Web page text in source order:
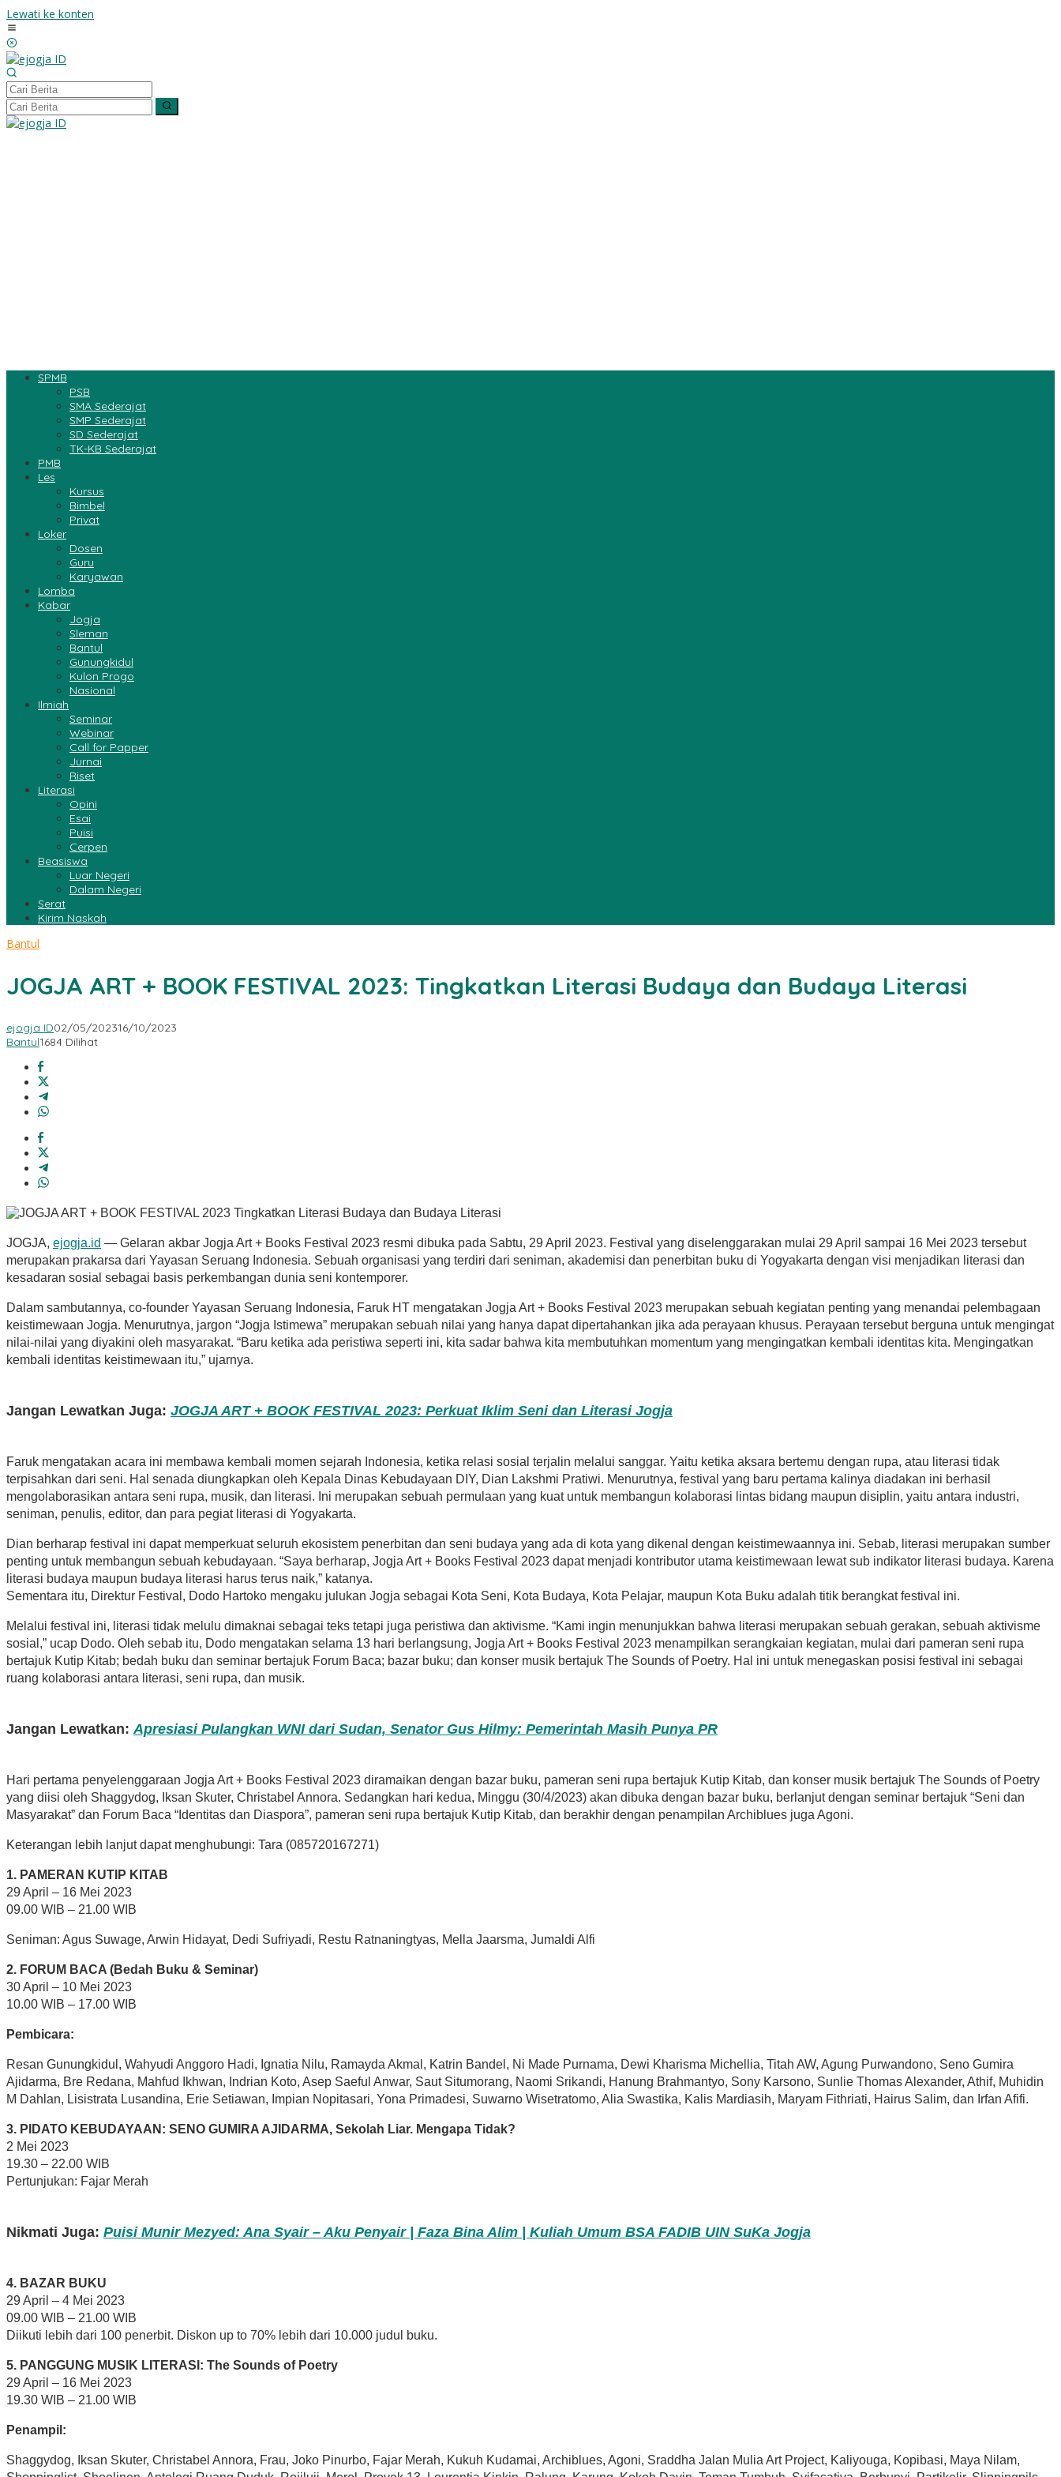
Lewati ke konten
SPMB
PSB
SMA Sederajat
SMP Sederajat
SD Sederajat
TK-KB Sederajat
PMB
Les
Kursus
Bimbel
Privat
Loker
Dosen
Guru
Karyawan
Lomba
Kabar
Jogja
Sleman
Bantul
Gunungkidul
Kulon Progo
Nasional
Ilmiah
Seminar
Webinar
Call for Papper
Jurnai
Riset
Literasi
Opini
Esai
Puisi
Cerpen
Beasiswa
Luar Negeri
Dalam Negeri
Serat
Kirim Naskah
Bantul
JOGJA ART + BOOK FESTIVAL 2023: Tingkatkan Literasi Budaya dan Budaya Literasi
ejogja ID02/05/202316/10/2023
Bantul1684 Dilihat
JOGJA, ejogja.id — Gelaran akbar Jogja Art + Books Festival 2023 resmi dibuka pada Sabtu, 29 April 2023. Festival yang diselenggarakan mulai 29 April sampai 16 Mei 2023 tersebut
merupakan prakarsa dari Yayasan Seruang Indonesia. Sebuah organisasi yang terdiri dari seniman, akademisi dan penerbitan buku di Yogyakarta dengan visi menjadikan literasi dan
kesadaran sosial sebagai basis perkembangan dunia seni kontemporer.
Dalam sambutannya, co-founder Yayasan Seruang Indonesia, Faruk HT mengatakan Jogja Art + Books Festival 2023 merupakan sebuah kegiatan penting yang menandai pelembagaan
keistimewaan Jogja. Menurutnya, jargon “Jogja Istimewa” merupakan sebuah nilai yang hanya dapat dipertahankan jika ada perayaan khusus. Perayaan tersebut berguna untuk mengingat
nilai-nilai yang diyakini oleh masyarakat. “Baru ketika ada peristiwa seperti ini, kita sadar bahwa kita membutuhkan momentum yang mengingatkan kembali identitas kita. Mengingatkan
kembali identitas keistimewaan itu,” ujarnya.
Jangan Lewatkan Juga: JOGJA ART + BOOK FESTIVAL 2023: Perkuat Iklim Seni dan Literasi Jogja
Faruk mengatakan acara ini membawa kembali momen sejarah Indonesia, ketika relasi sosial terjalin melalui sanggar. Yaitu ketika aksara bertemu dengan rupa, atau literasi tidak
terpisahkan dari seni. Hal senada diungkapkan oleh Kepala Dinas Kebudayaan DIY, Dian Lakshmi Pratiwi. Menurutnya, festival yang baru pertama kalinya diadakan ini berhasil
mengolaborasikan antara seni rupa, musik, dan literasi. Ini merupakan sebuah permulaan yang kuat untuk membangun kolaborasi lintas bidang maupun disiplin, yaitu antara industri,
seniman, penulis, editor, dan para pegiat literasi di Yogyakarta.
Dian berharap festival ini dapat memperkuat seluruh ekosistem penerbitan dan seni budaya yang ada di kota yang dikenal dengan keistimewaannya ini. Sebab, literasi merupakan sumber
penting untuk membangun sebuah kebudayaan. “Saya berharap, Jogja Art + Books Festival 2023 dapat menjadi kontributor utama keistimewaan lewat sub indikator literasi budaya. Karena
literasi budaya maupun budaya literasi harus terus naik,” katanya.
Sementara itu, Direktur Festival, Dodo Hartoko mengaku julukan Jogja sebagai Kota Seni, Kota Budaya, Kota Pelajar, maupun Kota Buku adalah titik berangkat festival ini.
Melalui festival ini, literasi tidak melulu dimaknai sebagai teks tetapi juga peristiwa dan aktivisme. “Kami ingin menunjukkan bahwa literasi merupakan sebuah gerakan, sebuah aktivisme
sosial,” ucap Dodo. Oleh sebab itu, Dodo mengatakan selama 13 hari berlangsung, Jogja Art + Books Festival 2023 menampilkan serangkaian kegiatan, mulai dari pameran seni rupa
bertajuk Kutip Kitab; bedah buku dan seminar bertajuk Forum Baca; bazar buku; dan konser musik bertajuk The Sounds of Poetry. Hal ini untuk menegaskan posisi festival ini sebagai
ruang kolaborasi antara literasi, seni rupa, dan musik.
Jangan Lewatkan: Apresiasi Pulangkan WNI dari Sudan, Senator Gus Hilmy: Pemerintah Masih Punya PR
Hari pertama penyelenggaraan Jogja Art + Books Festival 2023 diramaikan dengan bazar buku, pameran seni rupa bertajuk Kutip Kitab, dan konser musik bertajuk The Sounds of Poetry
yang diisi oleh Shaggydog, Iksan Skuter, Christabel Annora. Sedangkan hari kedua, Minggu (30/4/2023) akan dibuka dengan bazar buku, berlanjut dengan seminar bertajuk “Seni dan
Masyarakat” dan Forum Baca “Identitas dan Diaspora”, pameran seni rupa bertajuk Kutip Kitab, dan berakhir dengan penampilan Archiblues juga Agoni.
Keterangan lebih lanjut dapat menghubungi: Tara (085720167271)
1. PAMERAN KUTIP KITAB
29 April – 16 Mei 2023
09.00 WIB – 21.00 WIB
Seniman: Agus Suwage, Arwin Hidayat, Dedi Sufriyadi, Restu Ratnaningtyas, Mella Jaarsma, Jumaldi Alfi
2. FORUM BACA (Bedah Buku & Seminar)
30 April – 10 Mei 2023
10.00 WIB – 17.00 WIB
Pembicara:
Resan Gunungkidul, Wahyudi Anggoro Hadi, Ignatia Nilu, Ramayda Akmal, Katrin Bandel, Ni Made Purnama, Dewi Kharisma Michellia, Titah AW, Agung Purwandono, Seno Gumira
Ajidarma, Bre Redana, Mahfud Ikhwan, Indrian Koto, Asep Saeful Anwar, Saut Situmorang, Naomi Srikandi, Hanung Brahmantyo, Sony Karsono, Sunlie Thomas Alexander, Athif, Muhidin
M Dahlan, Lisistrata Lusandina, Erie Setiawan, Impian Nopitasari, Yona Primadesi, Suwarno Wisetratomo, Alia Swastika, Kalis Mardiasih, Maryam Fithriati, Hairus Salim, dan Irfan Afifi.
3. PIDATO KEBUDAYAAN: SENO GUMIRA AJIDARMA, Sekolah Liar. Mengapa Tidak?
2 Mei 2023
19.30 – 22.00 WIB
Pertunjukan: Fajar Merah
Nikmati Juga: Puisi Munir Mezyed: Ana Syair – Aku Penyair | Faza Bina Alim | Kuliah Umum BSA FADIB UIN SuKa Jogja
4. BAZAR BUKU
29 April – 4 Mei 2023
09.00 WIB – 21.00 WIB
Diikuti lebih dari 100 penerbit. Diskon up to 70% lebih dari 10.000 judul buku.
5. PANGGUNG MUSIK LITERASI: The Sounds of Poetry
29 April – 16 Mei 2023
19.30 WIB – 21.00 WIB
Penampil:
Shaggydog, Iksan Skuter, Christabel Annora, Frau, Joko Pinurbo, Fajar Merah, Kukuh Kudamai, Archiblues, Agoni, Sraddha Jalan Mulia Art Project, Kaliyouga, Kopibasi, Maya Nilam,